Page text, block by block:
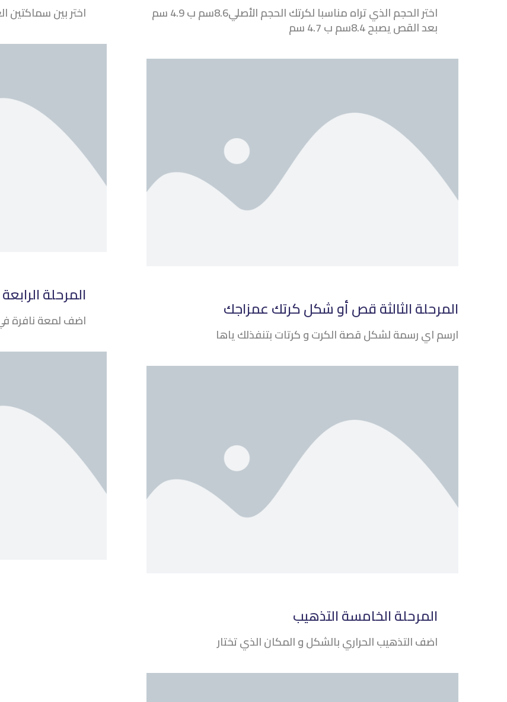
اختر الحجم الذي تراه مناسبا لكرتك الحجم الأصلي8.6سم ب 4.9 سم
بعد القص يصبح 8.4سم ب 4.7 سم
المرحلة الثالثة قص أو شكل كرتك عمزاجك
ارسم اي رسمة لشكل قصة الكرت و كرتات بتنفذلك ياها
المرحلة الخامسة التذهيب
اضف التذهيب الحراري بالشكل و المكان الذي تختار
اختر بين سماكتين العادية
المرحلة
اضف لمعة نافرة